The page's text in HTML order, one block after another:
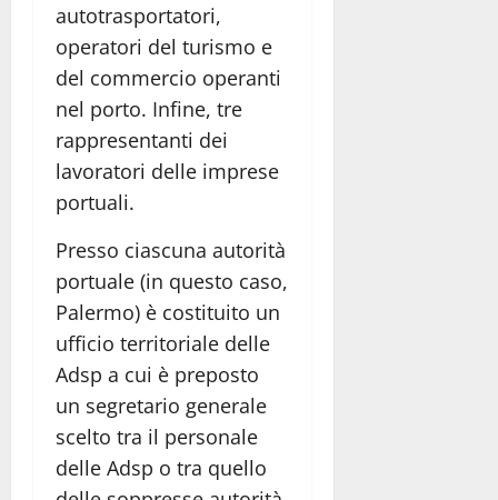
autotrasportatori,
operatori del turismo e
del commercio operanti
nel porto. Infine, tre
rappresentanti dei
lavoratori delle imprese
portuali.
Presso ciascuna autorità
portuale (in questo caso,
Palermo) è costituito un
ufficio territoriale delle
Adsp a cui è preposto
un segretario generale
scelto tra il personale
delle Adsp o tra quello